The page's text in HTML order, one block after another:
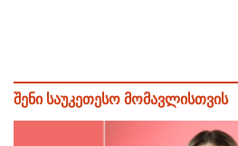
შენი საუკეთესო მომავლისთვის